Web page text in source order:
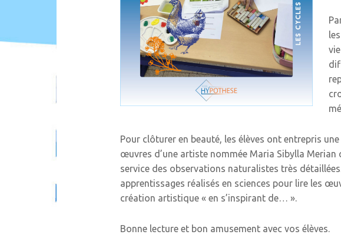
Pour clôturer en beauté, les élèves ont entrepris
œuvres d’une artiste nommée Maria Sibylla
service des observations naturalistes très
apprentissages réalisés en sciences pour lire les
création artistique « en s’inspirant de… ».
Bonne lecture et bon amusement avec vos élèves.